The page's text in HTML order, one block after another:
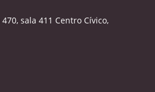
sala 411 Centro Cívico,